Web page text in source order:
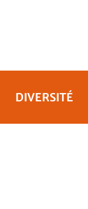
DIVERSITÉ